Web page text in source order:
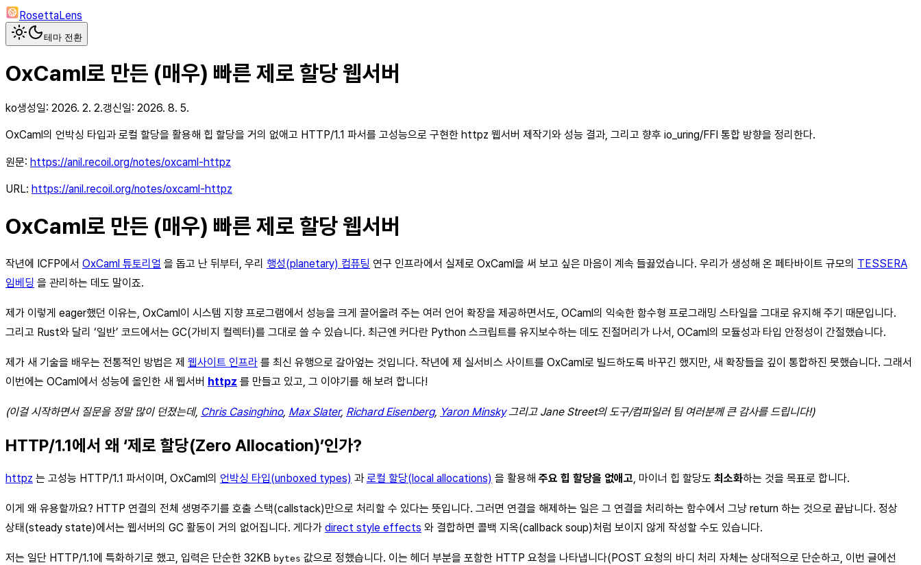
RosettaLens
테마 전환
OxCaml로 만든 (매우) 빠른 제로 할당 웹서버
ko생성일: 2026. 2. 2.갱신일: 2026. 8. 5.
OxCaml의 언박싱 타입과 로컬 할당을 활용해 힙 할당을 거의 없애고 HTTP/1.1 파서를 고성능으로 구현한 httpz 웹서버 제작기와 성능 결과, 그리고 향후 io_uring/FFI 통합 방향을 정리한다.
원문: https://anil.recoil.org/notes/oxcaml-httpz
URL: https://anil.recoil.org/notes/oxcaml-httpz
OxCaml로 만든 (매우) 빠른 제로 할당 웹서버
작년에 ICFP에서 OxCaml 튜토리얼 을 돕고 난 뒤부터, 우리 행성(planetary) 컴퓨팅 연구 인프라에서 실제로 OxCaml을 써 보고 싶은 마음이 계속 들끓었습니다. 우리가 생성해 온 페타바이트 규모의 TESSERA
임베딩 을 관리하는 데도 말이죠.
제가 이렇게 eager했던 이유는, OxCaml이 시스템 지향 프로그램에서 성능을 크게 끌어올려 주는 여러 언어 확장을 제공하면서도, OCaml의 익숙한 함수형 프로그래밍 스타일을 그대로 유지해 주기 때문입니다.
그리고 Rust와 달리 ‘일반’ 코드에서는 GC(가비지 컬렉터)를 그대로 쓸 수 있습니다. 최근엔 커다란 Python 스크립트를 유지보수하는 데도 진절머리가 나서, OCaml의 모듈성과 타입 안정성이 간절했습니다.
제가 새 기술을 배우는 전통적인 방법은 제 웹사이트 인프라 를 최신 유행으로 갈아엎는 것입니다. 작년에 제 실서비스 사이트를 OxCaml로 빌드하도록 바꾸긴 했지만, 새 확장들을 깊이 통합하진 못했습니다. 그래서
이번에는 OCaml에서 성능에 올인한 새 웹서버 httpz 를 만들고 있고, 그 이야기를 해 보려 합니다!
(이걸 시작하면서 질문을 정말 많이 던졌는데, Chris Casinghino, Max Slater, Richard Eisenberg, Yaron Minsky그리고 Jane Street의 도구/컴파일러 팀 여러분께 큰 감사를 드립니다!)
HTTP/1.1에서 왜 ‘제로 할당(Zero Allocation)’인가?
httpz 는 고성능 HTTP/1.1 파서이며, OxCaml의 언박싱 타입(unboxed types) 과 로컬 할당(local allocations) 을 활용해 주요 힙 할당을 없애고 , 마이너 힙 할당도 최소화하는 것을 목표로 합니다.
이게 왜 유용할까요? HTTP 연결의 전체 생명주기를 호출 스택(callstack)만으로 처리할 수 있다는 뜻입니다. 그러면 연결을 해제하는 일은 그 연결을 처리하는 함수에서 그냥 return 하는 것으로 끝납니다. 정상
상태(steady state)에서는 웹서버의 GC 활동이 거의 없어집니다. 게다가 direct style effects 와 결합하면 콜백 지옥(callback soup)처럼 보이지 않게 작성할 수도 있습니다.
저는 일단 HTTP/1.1에 특화하기로 했고, 입력은 단순한 32KB bytes 값으로 정했습니다. 이는 헤더 부분을 포함한 HTTP 요청을 나타냅니다(POST 요청의 바디 처리 자체는 상대적으로 단순하고, 이번 글에선